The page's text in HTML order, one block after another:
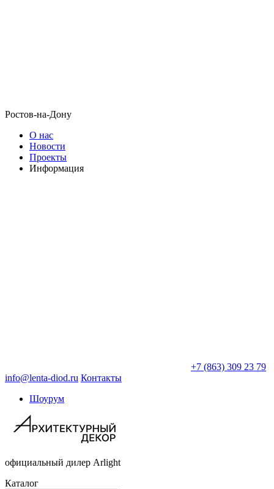
Ростов-на-Дону
О нас
Новости
Проекты
Информация
+7 (863) 309 23 79
info@lenta-diod.ru Контакты
Шоурум
официальный дилер Arlight
Каталог